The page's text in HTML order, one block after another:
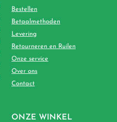
Bestellen
Betaalmethoden
Levering
Retourneren en Ruilen
Onze service
Over ons
Contact
ONZE WINKEL